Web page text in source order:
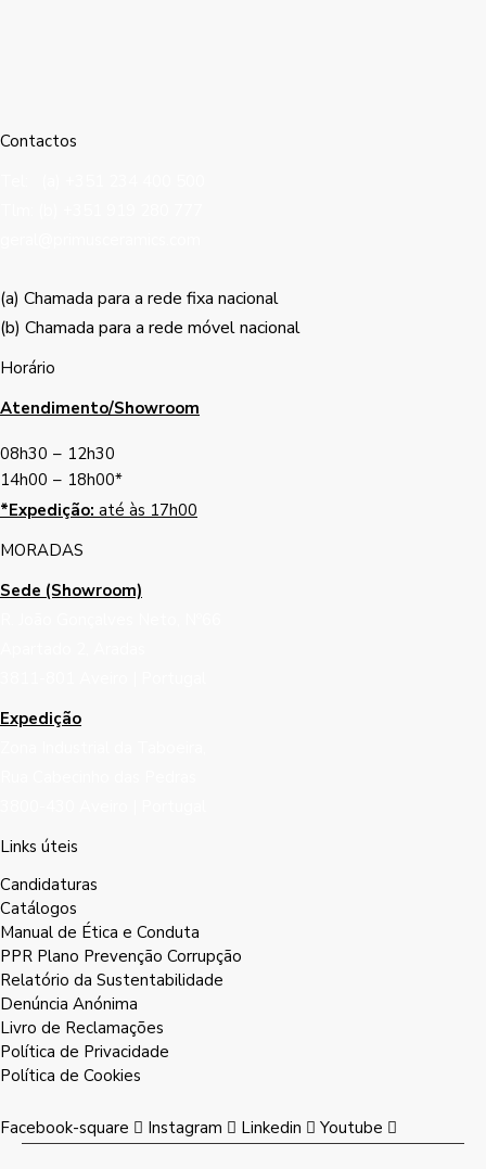
Contactos
(a) Chamada para a rede fixa nacional
(b) Chamada para a rede móvel nacional
Horário
Atendimento/Showroom
08h30 – 12h30
14h00 – 18h00*
*Expedição: até às 17h00
MORADAS
Sede (Showroom)
Expedição
Links úteis
Candidaturas
Catálogos
Manual de Ética e Conduta
PPR Plano Prevenção Corrupção
Relatório da Sustentabilidade
Denúncia Anónima
Livro de Reclamações
Política de Privacidade
Política de Cookies
Facebook-square Instagram Linkedin Youtube